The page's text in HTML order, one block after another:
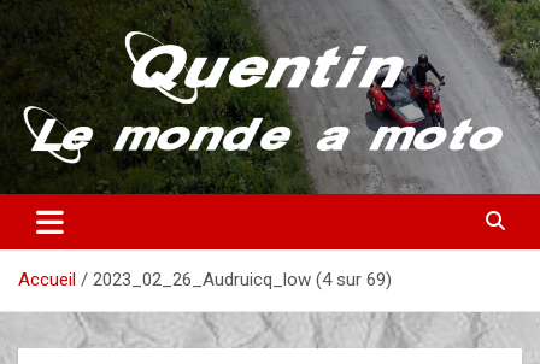
Aller
au
contenu
Quentin – Le monde à moto
Partez à la découverte du monde en vieille bécane
Accueil 2023_02_26_Audruicq_low (4 sur 69)